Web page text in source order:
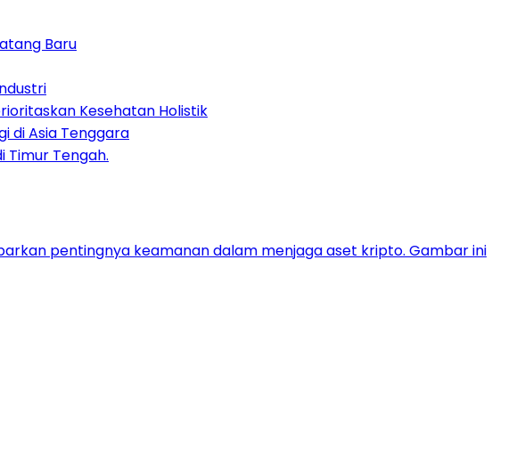
Baru
Kesehatan Holistik
di Asia Tenggara
Timur Tengah.